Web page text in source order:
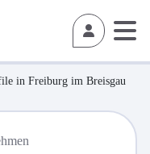
in Freiburg im Breisgau